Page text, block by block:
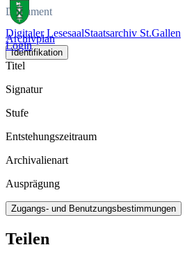
Digitaler LesesaalStaatsarchiv St.Gallen
Login
Dokument
Archivplan
Identifikation
Titel
Signatur
Stufe
Entstehungszeitraum
Archivalienart
Ausprägung
Zugangs- und Benutzungsbestimmungen
Teilen